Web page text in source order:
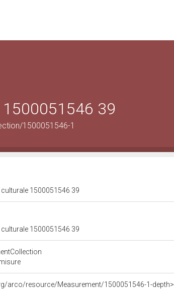
39
1500051546-1
culturale 1500051546 39
culturale 1500051546 39
arco/resource/Measurement/1500051546-1-depth>